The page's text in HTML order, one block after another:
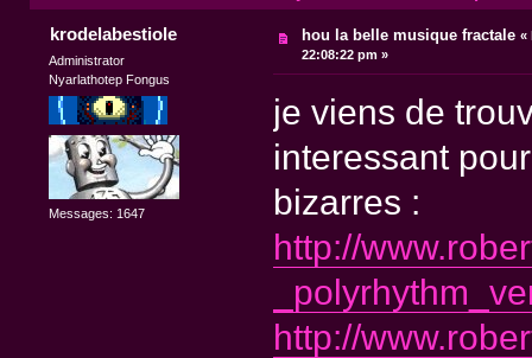
krodelabestiole
Administrator
Nyarlathotep Fongus
Messages: 1647
hou la belle musique fractale «
22:08:22 pm »
je viens de
interessant
bizarres :
http://
http://